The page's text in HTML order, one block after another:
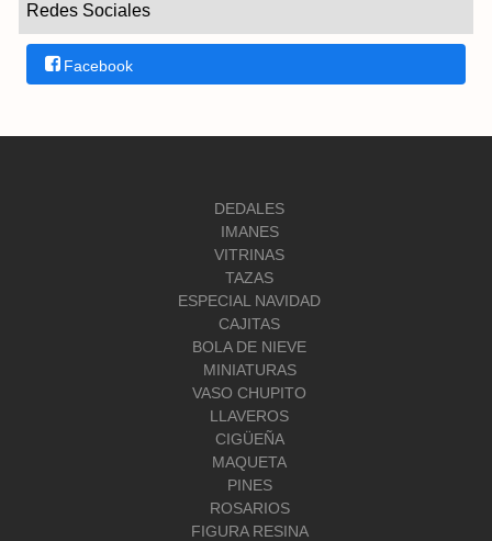
Redes Sociales
Facebook
DEDALES
IMANES
VITRINAS
TAZAS
ESPECIAL NAVIDAD
CAJITAS
BOLA DE NIEVE
MINIATURAS
VASO CHUPITO
LLAVEROS
CIGÜEÑA
MAQUETA
PINES
ROSARIOS
FIGURA RESINA